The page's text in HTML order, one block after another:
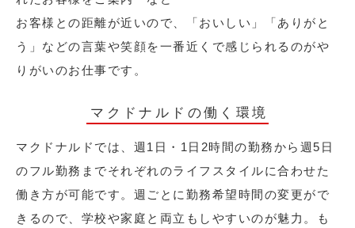
お客様との距離が近いので、「おいしい」「ありがと
う」などの言葉や笑顔を一番近くで感じられるのがや
りがいのお仕事です。
マクドナルドの働く環境
マクドナルドでは、週1日・1日2時間の勤務から週5日
のフル勤務までそれぞれのライフスタイルに合わせた
働き方が可能です。週ごとに勤務希望時間の変更がで
きるので、学校や家庭と両立もしやすいのが魅力。も